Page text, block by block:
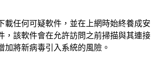
任何可疑軟件，並在上網時始終養成安
該軟件會在允許訪問之前掃描與其連接
將新病毒引入系統的風險。